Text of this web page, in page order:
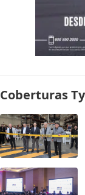
Coberturas